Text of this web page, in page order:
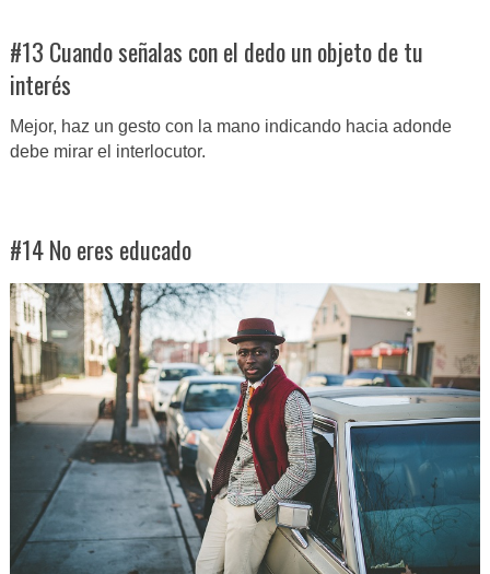
#13 Cuando señalas con el dedo un objeto de tu
interés
Mejor, haz un gesto con la mano indicando hacia adonde
debe mirar el interlocutor.
#14 No eres educado